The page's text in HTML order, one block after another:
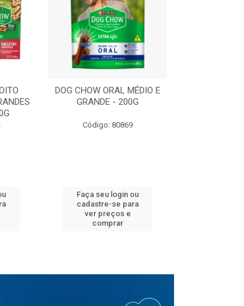
DOG CHOW ORAL MÉDIO E
GRANDE - 200G
Código: 80869
Faça seu login ou
cadastre-se para
ver preços e
comprar